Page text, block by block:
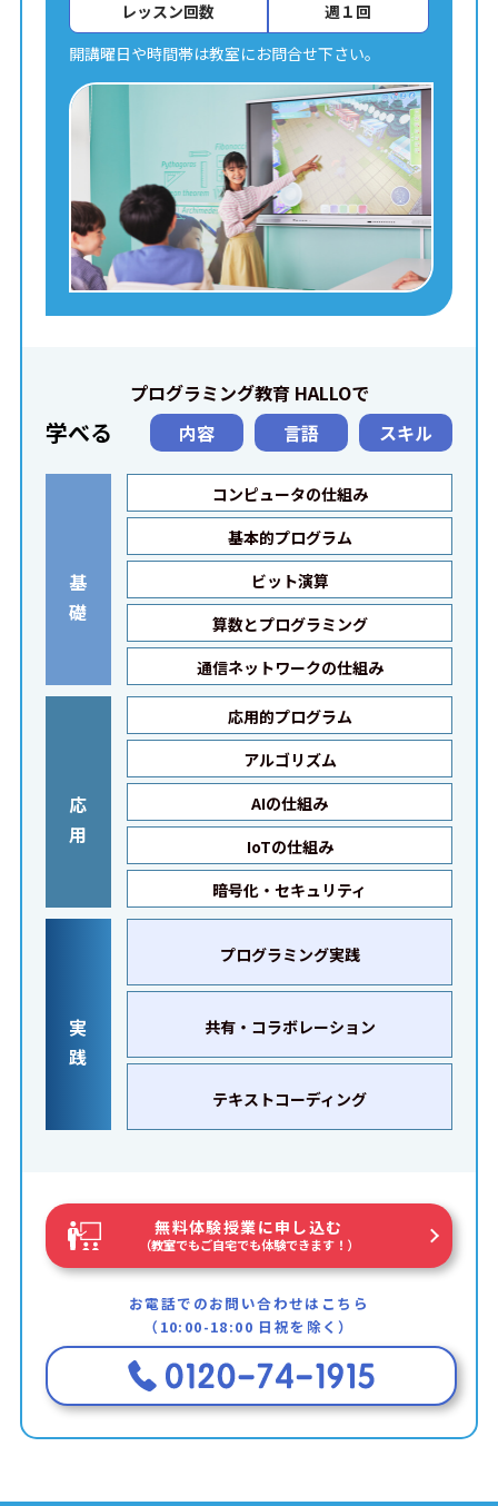
レッスン回数
週１回
開講曜日や時間帯は教室にお問合せ下さい。
プログラミング教育 HALLOで
学べる 内容 言語 スキル
基
礎
コンピュータの仕組み
基本的プログラム
ビット演算
算数とプログラミング
通信ネットワークの仕組み
応
用
応用的プログラム
アルゴリズム
AIの仕組み
IoTの仕組み
暗号化・セキュリティ
実
践
プログラミング実践
共有・コラボレーション
テキストコーディング
無料体験授業に申し込む
（教室でもご自宅でも体験できます！）
お電話でのお問い合わせはこちら
（10:00-18:00 日祝を除く）